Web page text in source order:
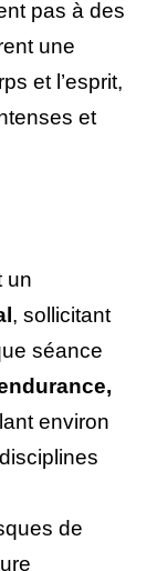
pas à des
une
et l’esprit,
et
un
, sollicitant
séance
environ
de